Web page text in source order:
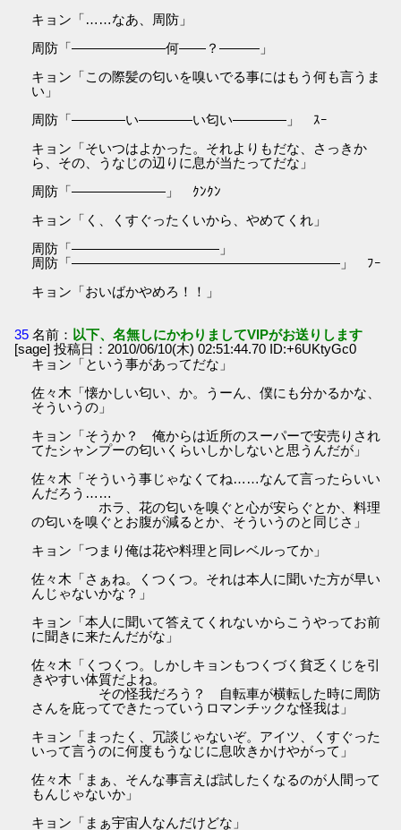
キョン「……なあ、周防」
周防「―――――――何――？―――」
キョン「この際髪の匂いを嗅いでる事にはもう何も言うま
い」
周防「――――い――――い匂い――――」 ｽｰ
キョン「そいつはよかった。それよりもだな、さっきか
ら、その、うなじの辺りに息が当たってだな」
周防「―――――――」 ｸﾝｸﾝ
キョン「く、くすぐったくいから、やめてくれ」
周防「―――――――――――」
周防「――――――――――――――――――――」 ﾌｰ
キョン「おいばかやめろ！！」
35 名前： 以下、名無しにかわりましてVIPがお送りします
[sage] 投稿日：2010/06/10(木) 02:51:44.70 ID:+6UKtyGc0
キョン「という事があってだな」
佐々木「懐かしい匂い、か。うーん、僕にも分かるかな、
そういうの」
キョン「そうか？ 俺からは近所のスーパーで安売りされ
てたシャンプーの匂いくらいしかしないと思うんだが」
佐々木「そういう事じゃなくてね……なんて言ったらいい
んだろう……
ホラ、花の匂いを嗅ぐと心が安らぐとか、料理
の匂いを嗅ぐとお腹が減るとか、そういうのと同じさ」
キョン「つまり俺は花や料理と同レベルってか」
佐々木「さぁね。くつくつ。それは本人に聞いた方が早い
んじゃないかな？」
キョン「本人に聞いて答えてくれないからこうやってお前
に聞きに来たんだがな」
佐々木「くつくつ。しかしキョンもつくづく貧乏くじを引
きやすい体質だよね。
その怪我だろう？ 自転車が横転した時に周防
さんを庇ってできたっていうロマンチックな怪我は」
キョン「まったく、冗談じゃないぞ。アイツ、くすぐった
いって言うのに何度もうなじに息吹きかけやがって」
佐々木「まぁ、そんな事言えば試したくなるのが人間って
もんじゃないか」
キョン「まぁ宇宙人なんだけどな」